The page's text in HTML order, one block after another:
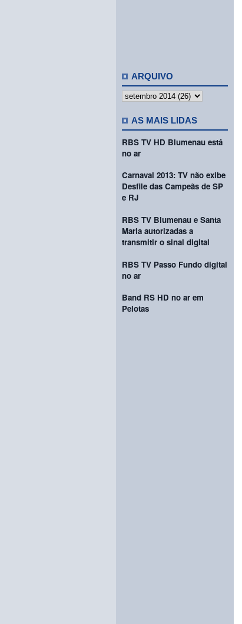
ARQUIVO
AS MAIS LIDAS
RBS TV HD Blumenau está
no ar
Carnaval 2013: TV não exibe
Desfile das Campeãs de SP
e RJ
RBS TV Blumenau e Santa
Maria autorizadas a
transmitir o sinal digital
RBS TV Passo Fundo digital
no ar
Band RS HD no ar em
Pelotas